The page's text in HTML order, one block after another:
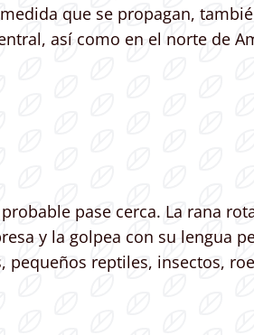
que se propagan,
así como en el norte de
pase cerca. La rana
y la golpea con su lengua
pequeños reptiles, insectos,